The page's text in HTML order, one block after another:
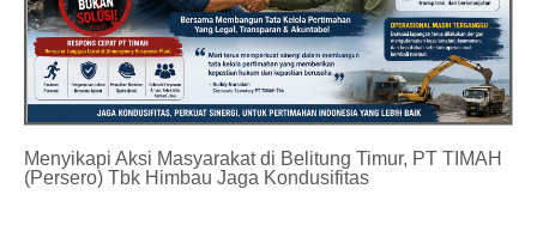
Menyikapi Aksi Masyarakat di Belitung Timur, PT TIMAH
(Persero) Tbk Himbau Jaga Kondusifitas